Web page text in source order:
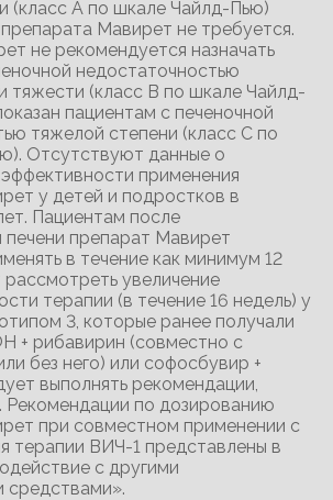
(класс A по шкале Чайлд-Пью)
Мавирет не требуется.
не рекомендуется назначать
недостаточностью
тяжести (класс B по шкале Чайлд-
пациентам с печеночной
тяжелой степени (класс C по
Отсутствуют данные о
применения
у детей и подростков в
Пациентам после
печени препарат Мавирет
в течение как минимум 12
рассмотреть увеличение
терапии (в течение 16 недель) у
3, которые ранее получали
+ рибавирин (совместно с
без него) или софосбувир +
выполнять рекомендации,
Рекомендации по дозированию
при совместном применении с
терапии ВИЧ-1 представлены в
с другими
средствами».